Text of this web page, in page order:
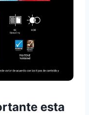
esta